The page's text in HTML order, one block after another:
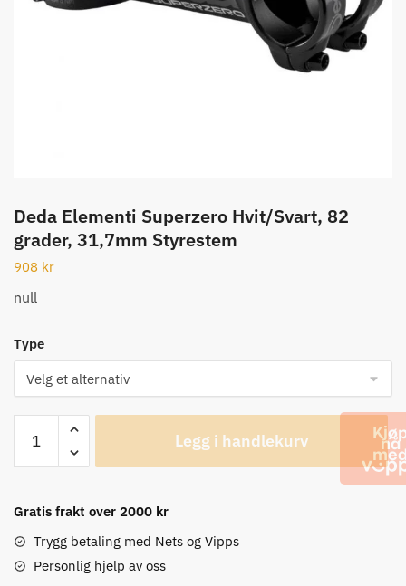
Deda Elementi Superzero Hvit/Svart, 82
grader, 31,7mm Styrestem
908 kr
null
Type
Elementi
Superzero
82
grader,
31,7mm
Styrestem
Legg i handlekurv
Gratis frakt over 2000 kr
Trygg betaling med Nets og Vipps
Personlig hjelp av oss